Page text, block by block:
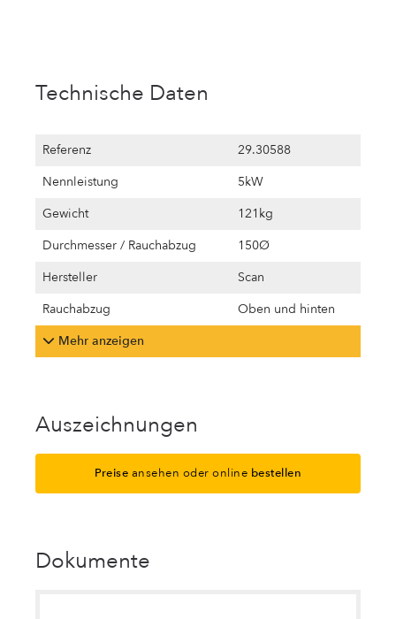
Technische Daten
Referenz
29.30588
Nennleistung
5kW
Gewicht
121kg
Durchmesser / Rauchabzug
150Ø
Hersteller
Scan
Rauchabzug
Oben und hinten
Mehr anzeigen
Auszeichnungen
Preise ansehen oder online bestellen
Dokumente